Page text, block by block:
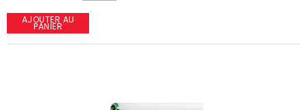
AJOUTER AU
PANIER